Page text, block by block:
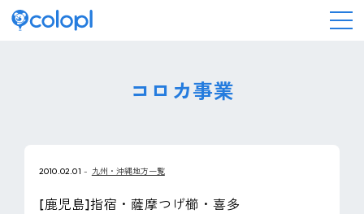
コロカ事業
2010.02.01 九州・沖縄地方一覧
[鹿児島]指宿・薩摩つげ櫛・喜多